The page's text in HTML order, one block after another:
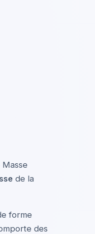
de la
forme
des